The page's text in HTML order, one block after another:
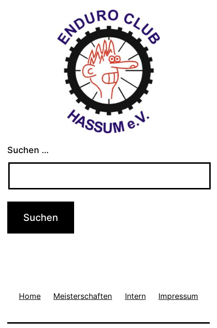
Suchen …
Home Meisterschaften Intern Impressum